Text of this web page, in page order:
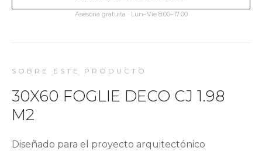
Asesoría gratuita · Lun–Vie 8:00–17:00
SOBRE ESTE PRODUCTO
30X60 FOGLIE DECO CJ 1.98
M2
Diseñado para el proyecto arquitectónico